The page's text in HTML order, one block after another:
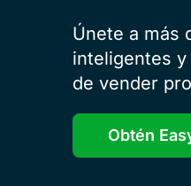
Únete a más
inteligentes y
de vender
Obtén